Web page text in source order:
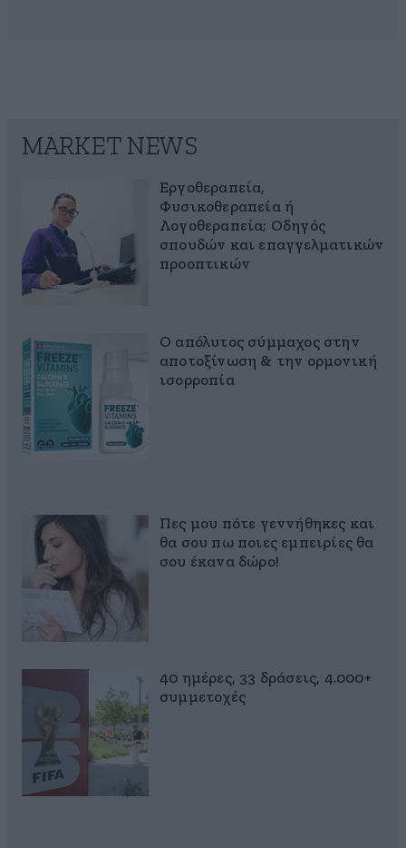
MARKET NEWS
Εργοθεραπεία,
Φυσικοθεραπεία ή
Λογοθεραπεία; Οδηγός
σπουδών και επαγγελματικών
προοπτικών
Ο απόλυτος σύμμαχος στην
αποτοξίνωση & την ορμονική
ισορροπία
Πες μου πότε γεννήθηκες και
θα σου πω ποιες εμπειρίες θα
σου έκανα δώρο!
40 ημέρες, 33 δράσεις, 4.000+
συμμετοχές